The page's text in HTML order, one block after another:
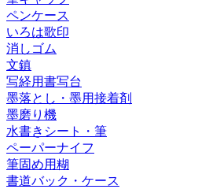
ペンケース
いろは歌印
消しゴム
文鎮
写経用書写台
墨落とし・墨用接着剤
墨磨り機
水書きシート・筆
ペーパーナイフ
筆固め用糊
書道バック・ケース